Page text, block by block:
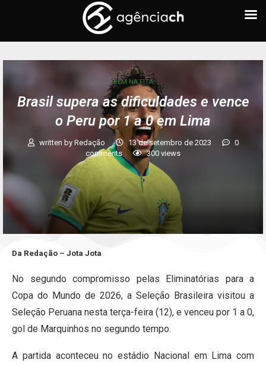
BEM NA FITA
Brasil supera as dificuldades e vence
o Peru por 1 a 0 em Lima
written by Redação 13 de setembro de 2023
0
comments
300 views
Da Redação – Jota Jota
No segundo compromisso pelas Eliminatórias para a
Copa do Mundo de 2026, a Seleção Brasileira visitou a
Seleção Peruana nesta terça-feira (12), e venceu por 1 a 0,
gol de Marquinhos no segundo tempo.
A partida aconteceu no estádio Nacional em Lima com